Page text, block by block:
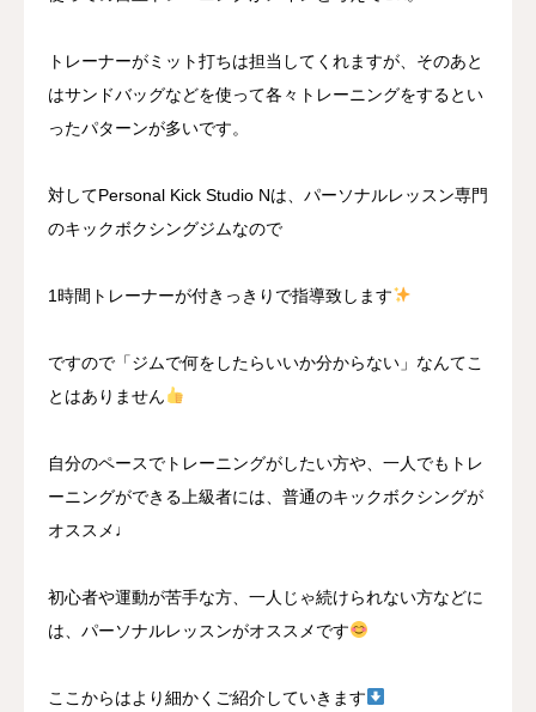
トレーナーがミット打ちは担当してくれますが、そのあと
はサンドバッグなどを使って各々トレーニングをするとい
ったパターンが多いです。
対してPersonal Kick Studio Nは、パーソナルレッスン専門
のキックボクシングジムなので
1時間トレーナーが付きっきりで指導致します
ですので「ジムで何をしたらいいか分からない」なんてこ
とはありません
自分のペースでトレーニングがしたい方や、一人でもトレ
ーニングができる上級者には、普通のキックボクシングが
オススメ♩
初心者や運動が苦手な方、一人じゃ続けられない方などに
は、パーソナルレッスンがオススメです
ここからはより細かくご紹介していきます